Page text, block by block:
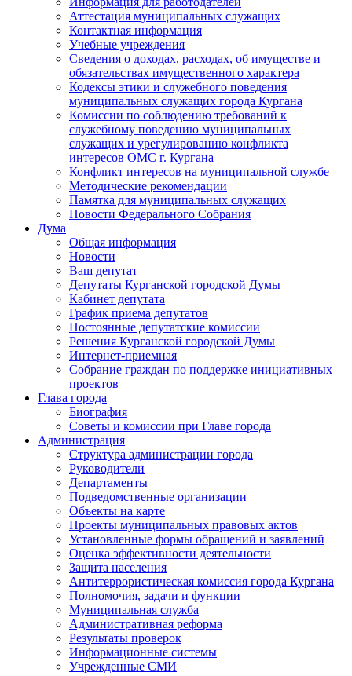
Аттестация муниципальных служащих
Контактная информация
Учебные учреждения
Сведения о доходах, расходах, об имуществе и
обязательствах имущественного характера
Кодексы этики и служебного поведения
муниципальных служащих города Кургана
Комиссии по соблюдению требований к
служебному поведению муниципальных
служащих и урегулированию конфликта
интересов ОМС г. Кургана
Конфликт интересов на муниципальной службе
Методические рекомендации
Памятка для муниципальных служащих
Новости Федерального Cобрания
Дума
Общая информация
Новости
Ваш депутат
Депутаты Курганской городской Думы
Кабинет депутата
График приема депутатов
Постоянные депутатские комиссии
Решения Курганской городской Думы
Интернет-приемная
Собрание граждан по поддержке инициативных
проектов
Глава города
Биография
Советы и комиссии при Главе города
Администрация
Структура администрации города
Руководители
Департаменты
Подведомственные организации
Объекты на карте
Проекты муниципальных правовых актов
Установленные формы обращений и заявлений
Оценка эффективности деятельности
Защита населения
Антитеррористическая комиссия города Кургана
Полномочия, задачи и функции
Муниципальная служба
Административная реформа
Результаты проверок
Информационные системы
Учрежденные СМИ